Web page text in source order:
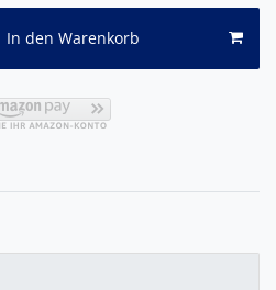
In den Warenkorb